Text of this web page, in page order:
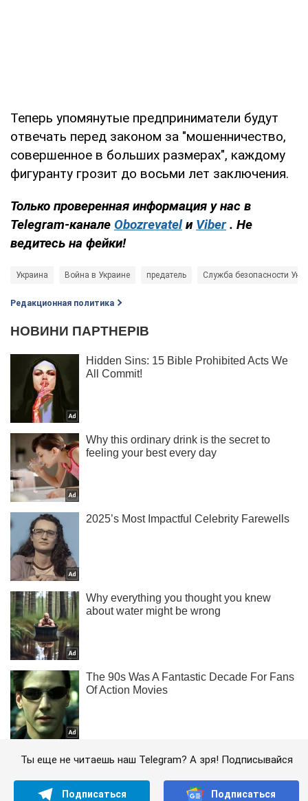
Теперь упомянутые предприниматели будут
отвечать перед законом за "мошенничество,
совершенное в больших размерах", каждому
фигуранту грозит до восьми лет заключения.
Только проверенная информация у нас в
Telegram-канале Obozrevatel и Viber . Не
ведитесь на фейки!
Украина Война в Украине предатель Служба безопасности
Редакционная политика
Ты еще не читаешь наш Telegram? А зря! Подписывайся
Подписаться Подписаться